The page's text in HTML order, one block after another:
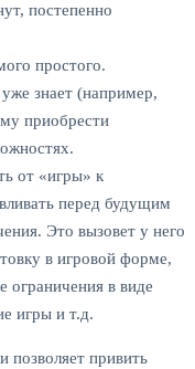
постепенно
простого.
знает (например,
приобрести
от «игры» к
перед будущим
Это вызовет у него
в игровой форме,
ограничения в виде
игры и т.д.
позволяет привить